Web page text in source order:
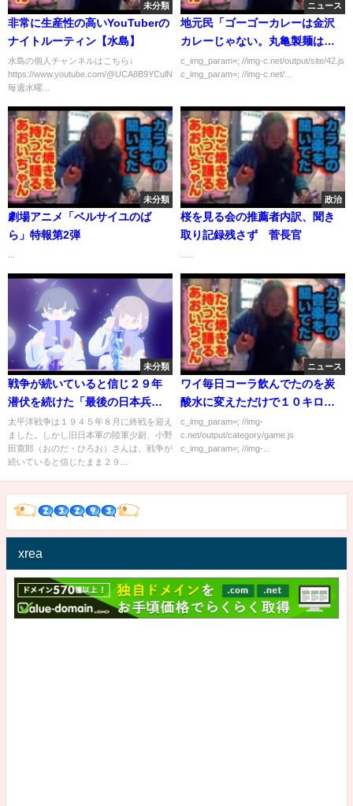
未分類
非常に生産性の高いYouTuberの
ナイトルーティン【水島】
水島の個人チャンネルはこちら↓
https://www.youtube.com/@UCA8B9YCulN9UiH1uH2JetmA
毎週水曜...
ニュース
地元民「ゴーゴーカレーは金沢
カレーじゃない。丸亀製麺は讃
岐うどんじゃない」
c_img_param=; //img-c.net/output/site/42.js
c_img_param=; //img-c.net/...
未分類
劇場アニメ「ベルサイユのば
ら」特報第2弾
政治
桜を見る会の推薦者内訳、聞き
取り記録残さず 菅長官
未分類
戦争が続いていると信じ２９年
潜伏を続けた「最後の日本兵」
小野田寛郎さん 戦いを終えメデ
ィアの前に（１９７４年）
太平洋戦争は１９４５年８月に終戦を迎え
ました。しかし旧日本軍の陸軍少尉、小野
田寛郎（おのだ・ひろお）さんは、戦争が
続いていると信じたまま２９...
ニュース
ワイ毎日コーラ飲んでたのを炭
酸水に変えただけで１０キロも
痩せる！
c_img_param=; //img-
c.net/output/category/game.js
c_img_param=; //img-...
xrea